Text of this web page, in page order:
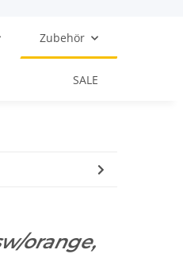
Zubehör
SALE
orange,